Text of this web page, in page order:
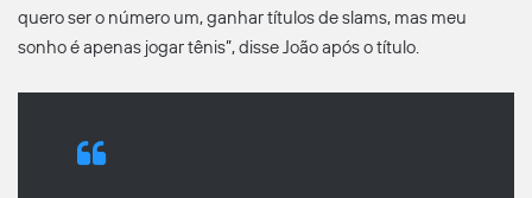
quero ser o número um, ganhar títulos de slams, mas meu
sonho é apenas jogar tênis”, disse João após o título.